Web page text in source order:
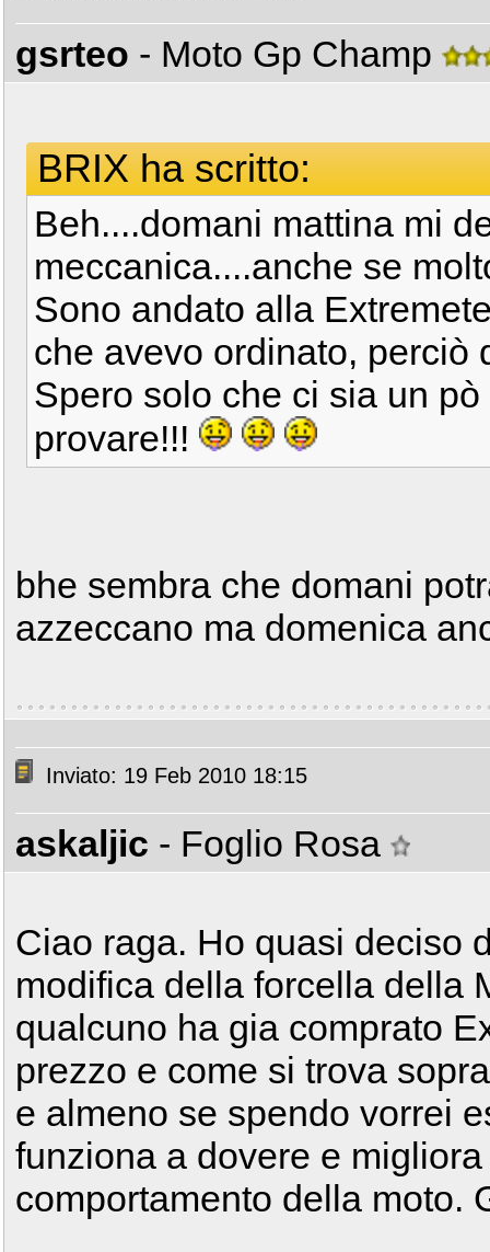
gsrteo - Moto Gp Champ
BRIX ha scritto:
Beh....domani mattina mi
meccanica....anche se
Sono andato alla
che avevo ordinato, perciò
Spero solo che ci sia un
provare!!!
bhe sembra che domani
azzeccano ma domenica
Inviato: 19 Feb 2010 18:15
askaljic - Foglio Rosa
Ciao raga. Ho quasi deciso
modifica della forcella della
qualcuno ha gia comprato
prezzo e come si trova
e almeno se spendo vorrei
funziona a dovere e
comportamento della moto.